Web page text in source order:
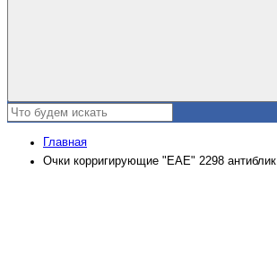
Главная
Очки корригирующие "EAE" 2298 антиблик